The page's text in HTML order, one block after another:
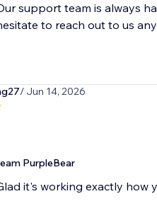
support team is always
to reach out to us
/ Jun 14, 2026
PurpleBear
it's working exactly how